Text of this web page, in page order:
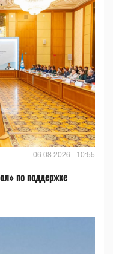
06.08.2026 - 10:55
по поддержке